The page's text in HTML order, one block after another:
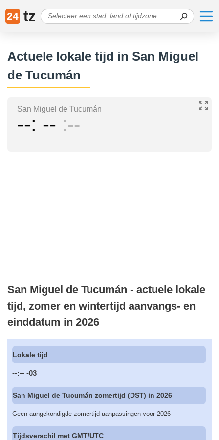
24 tz
Actuele lokale tijd in San Miguel
de Tucumán
San Miguel de Tucumán
-- -- --
San Miguel de Tucumán - actuele lokale
tijd, zomer en wintertijd aanvangs- en
einddatum in 2026
Lokale tijd
--:-- -03
San Miguel de Tucumán zomertijd (DST) in 2026
Geen aangekondigde zomertijd aanpassingen voor 2026
Tijdsverschil met GMT/UTC